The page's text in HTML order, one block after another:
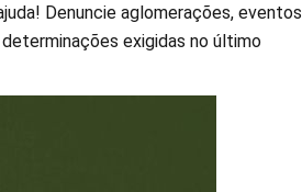
Denuncie aglomerações, eventos
exigidas no último